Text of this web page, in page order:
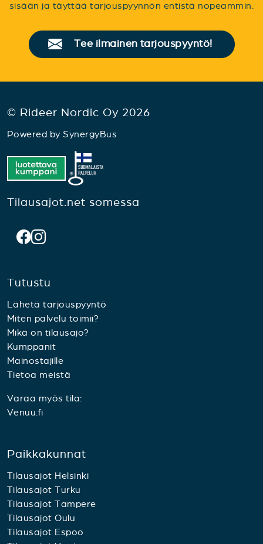
sisään ja täyttää tarjouspyynnön entistä nopeammin.
Tee ilmainen tarjouspyyntö!
© Rideer Nordic Oy 2026
Powered by SynergyBus
Tilausajot.net somessa
Tutustu
Lähetä tarjouspyyntö
Miten palvelu toimii?
Mikä on tilausajo?
Kumppanit
Mainostajille
Tietoa meistä
Varaa myös tila:
Venuu.fi
Paikkakunnat
Tilausajot Helsinki
Tilausajot Turku
Tilausajot Tampere
Tilausajot Oulu
Tilausajot Espoo